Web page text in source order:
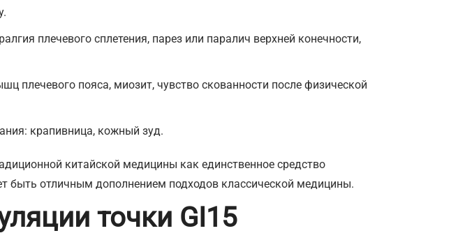
плечевого сплетения, парез или паралич верхней конечности,
плечевого пояса, миозит, чувство скованности после физической
крапивница, кожный зуд.
китайской медицины как единственное средство
быть отличным дополнением подходов классической медицины.
точки GI15